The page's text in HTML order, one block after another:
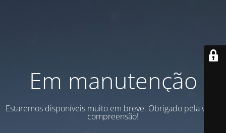
Em manutenção
Estaremos disponíveis muito em breve. Obrigado pela vossa
compreensão!